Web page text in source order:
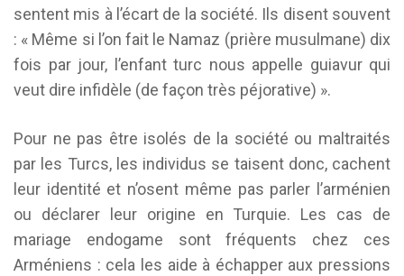
sentent mis à l’écart de la société. Ils disent souvent
: « Même si l’on fait le Namaz (prière musulmane) dix
fois par jour, l’enfant turc nous appelle guiavur qui
veut dire infidèle (de façon très péjorative) ».
Pour ne pas être isolés de la société ou maltraités
par les Turcs, les individus se taisent donc, cachent
leur identité et n’osent même pas parler l’arménien
ou déclarer leur origine en Turquie. Les cas de
mariage endogame sont fréquents chez ces
Arméniens : cela les aide à échapper aux pressions